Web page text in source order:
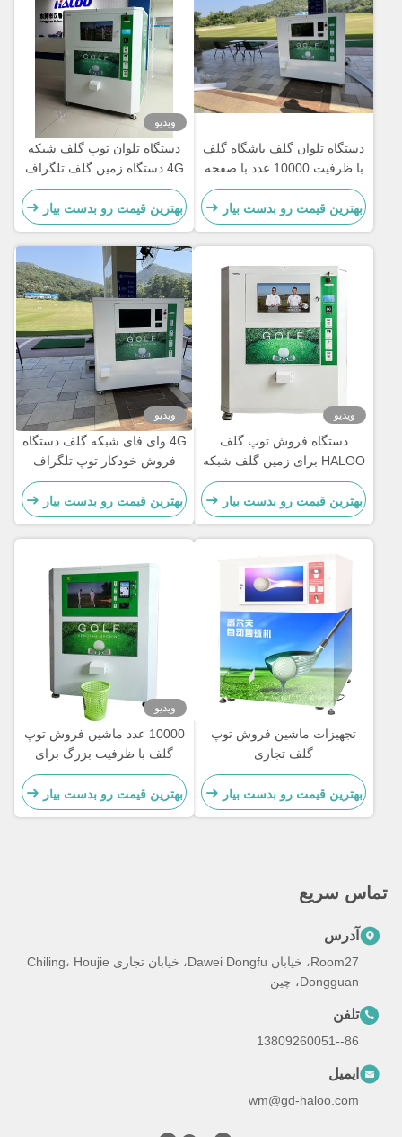
دستگاه تلوان گلف باشگاه گلف
با ظرفیت 10000 عدد با صفحه
نمایش تبلیغاتی 22 اینچی
بهترین قیمت رو بدست بیار
ویدیو
دستگاه تلوان توپ گلف شبکه
4G دستگاه زمین گلف تلگراف
بهترین قیمت رو بدست بیار
ویدیو
دستگاه فروش توپ گلف
HALOO برای زمین گلف شبکه
Wifi 4g
بهترین قیمت رو بدست بیار
ویدیو
4G وای فای شبکه گلف دستگاه
فروش خودکار توپ تلگراف
برای گواهینامه Ce زمین گلف
بهترین قیمت رو بدست بیار
تجهیزات ماشین فروش توپ
گلف تجاری
بهترین قیمت رو بدست بیار
ویدیو
10000 عدد ماشین فروش توپ
گلف با ظرفیت بزرگ برای
گلف توپ OEM
بهترین قیمت رو بدست بیار
تماس سریع
آدرس
Room27، خیابان Dawei Dongfu، خیابان تجاری Chiling، Houjie
Dongguan، چین
تلفن
86--13809260051
ایمیل
wm@gd-haloo.com